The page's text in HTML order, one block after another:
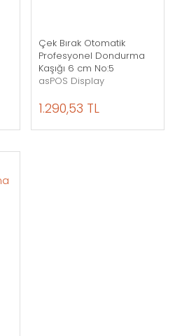
Çek Bırak Otomatik
Profesyonel Dondurma
Kaşığı 6 cm No:5
asPOS Display
1.290,53 TL